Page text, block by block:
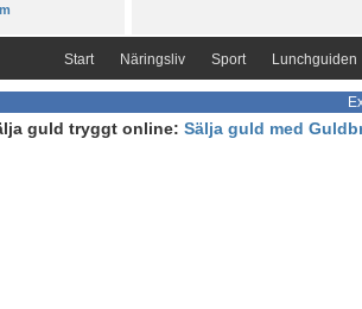
Start Näringsliv Sport Lunchguiden
guld tryggt online: Sälja guld med